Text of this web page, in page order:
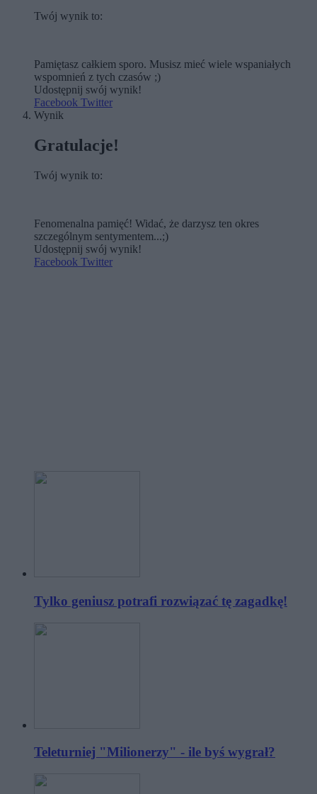
Twój wynik to:
Pamiętasz całkiem sporo. Musisz mieć wiele wspaniałych
wspomnień z tych czasów ;)
Udostępnij swój wynik!
Facebook Twitter
Wynik
Gratulacje!
Twój wynik to:
Fenomenalna pamięć! Widać, że darzysz ten okres
szczególnym sentymentem...;)
Udostępnij swój wynik!
Facebook Twitter
Tylko geniusz potrafi rozwiązać tę zagadkę!
Teleturniej "Milionerzy" - ile byś wygrał?